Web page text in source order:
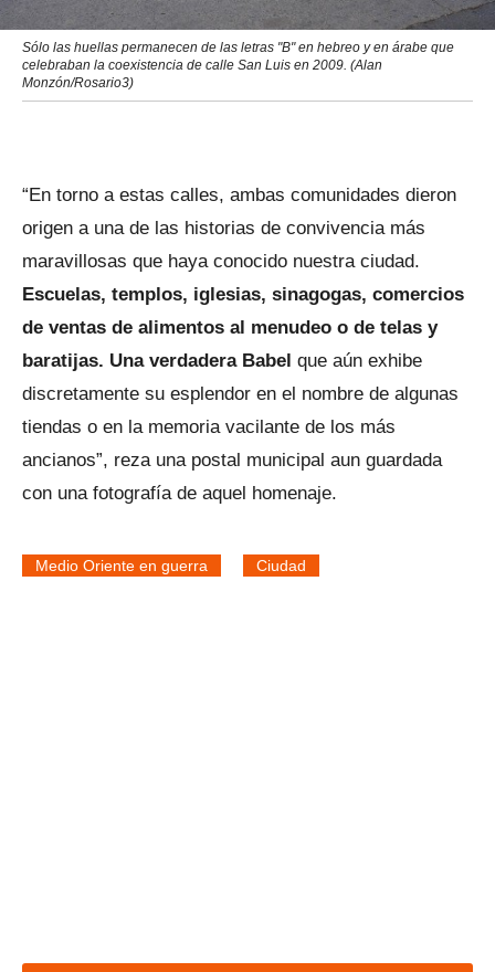
Sólo las huellas permanecen de las letras "B" en hebreo y en árabe que
celebraban la coexistencia de calle San Luis en 2009. (Alan
Monzón/Rosario3)
“En torno a estas calles, ambas comunidades dieron
origen a una de las historias de convivencia más
maravillosas que haya conocido nuestra ciudad.
Escuelas, templos, iglesias, sinagogas, comercios
de ventas de alimentos al menudeo o de telas y
baratijas. Una verdadera Babel que aún exhibe
discretamente su esplendor en el nombre de algunas
tiendas o en la memoria vacilante de los más
ancianos”, reza una postal municipal aun guardada
con una fotografía de aquel homenaje.
Medio Oriente en guerra Ciudad